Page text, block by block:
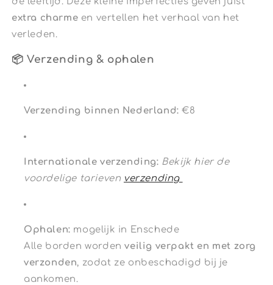
extra charme en vertellen het verhaal van het
verleden.
📦 Verzending & ophalen
Verzending binnen Nederland: €8
Internationale verzending: Bekijk hier de
voordelige tarieven verzending
Ophalen: mogelijk in Enschede
Alle borden wordenveilig verpakt en met zorg
verzonden, zodat ze onbeschadigd bij je
aankomen.